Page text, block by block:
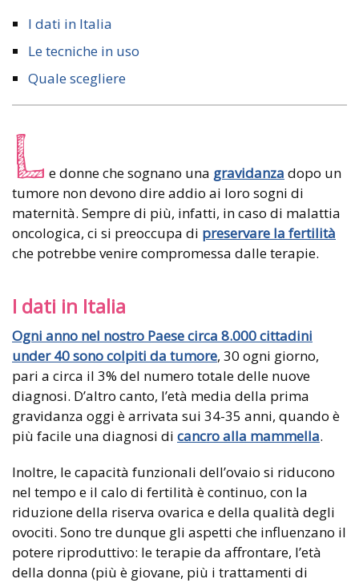
I dati in Italia
Le tecniche in uso
Quale scegliere
L e donne che sognano una gravidanza dopo un
tumore non devono dire addio ai loro sogni di
maternità. Sempre di più, infatti, in caso di malattia
oncologica, ci si preoccupa di preservare la fertilità
che potrebbe venire compromessa dalle terapie.
I dati in Italia
Ogni anno nel nostro Paese circa 8.000 cittadini
under 40 sono colpiti da tumore, 30 ogni giorno,
pari a circa il 3% del numero totale delle nuove
diagnosi. D’altro canto, l’età media della prima
gravidanza oggi è arrivata sui 34-35 anni, quando è
più facile una diagnosi di cancro alla mammella.
Inoltre, le capacità funzionali dell’ovaio si riducono
nel tempo e il calo di fertilità è continuo, con la
riduzione della riserva ovarica e della qualità degli
ovociti. Sono tre dunque gli aspetti che influenzano il
potere riproduttivo: le terapie da affrontare, l’età
della donna (più è giovane, più i trattamenti di